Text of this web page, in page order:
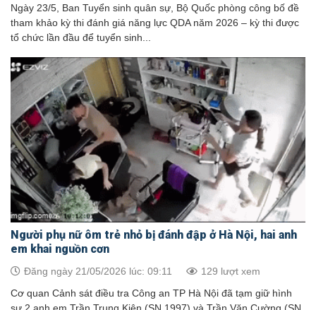
Ngày 23/5, Ban Tuyển sinh quân sự, Bộ Quốc phòng công bố đề
tham khảo kỳ thi đánh giá năng lực QDA năm 2026 – kỳ thi được
tổ chức lần đầu để tuyển sinh...
Người phụ nữ ôm trẻ nhỏ bị đánh đập ở Hà Nội, hai anh
em khai nguồn cơn
Đăng ngày 21/05/2026 lúc: 09:11 129 lượt xem
Cơ quan Cảnh sát điều tra Công an TP Hà Nội đã tạm giữ hình